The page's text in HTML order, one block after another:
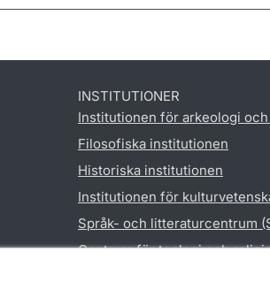
INSTITUTIONER
Institutionen för arkeologi
Filosofiska institutionen
Historiska institutionen
Institutionen för
Språk- och litteraturcentrum
Centrum för teologi och